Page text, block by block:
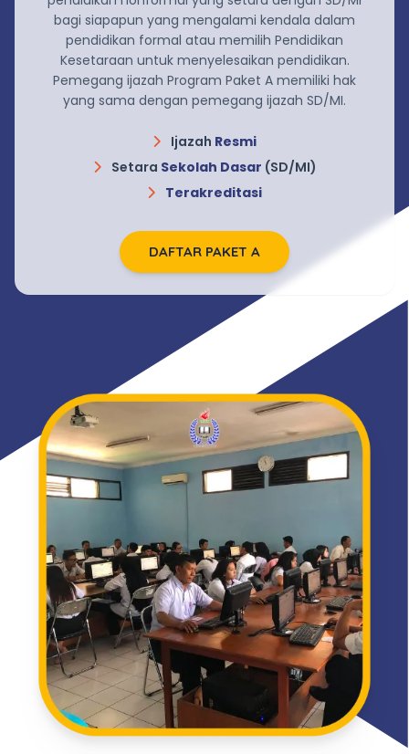
bagi siapapun yang mengalami kendala dalam
pendidikan formal atau memilih Pendidikan
Kesetaraan untuk menyelesaikan pendidikan.
Pemegang ijazah Program Paket A memiliki hak
yang sama dengan pemegang ijazah SD/MI.
Ijazah Resmi
Setara Sekolah Dasar (SD/MI)
Terakreditasi
DAFTAR PAKET A